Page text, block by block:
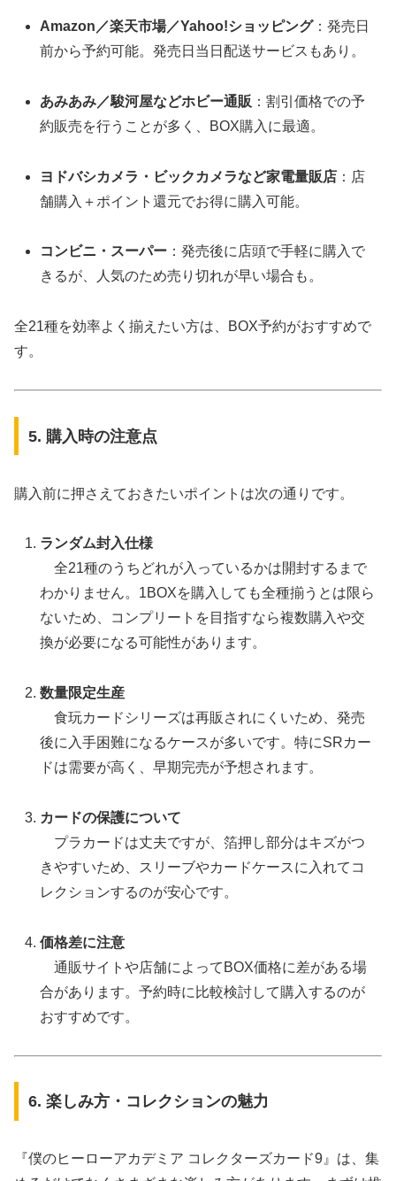
Amazon／楽天市場／Yahoo!ショッピング：発売日
前から予約可能。発売日当日配送サービスもあり。
あみあみ／駿河屋などホビー通販 ：割引価格での予
約販売を行うことが多く、BOX購入に最適。
ヨドバシカメラ・ビックカメラなど家電量販店 ：店
舗購入＋ポイント還元でお得に購入可能。
コンビニ・スーパー ：発売後に店頭で手軽に購入で
きるが、人気のため売り切れが早い場合も。
全21種を効率よく揃えたい方は、BOX予約がおすすめで
す。
5. 購入時の注意点
購入前に押さえておきたいポイントは次の通りです。
ランダム封入仕様
全21種のうちどれが入っているかは開封するまで
わかりません。1BOXを購入しても全種揃うとは限ら
ないため、コンプリートを目指すなら複数購入や交
換が必要になる可能性があります。
数量限定生産
食玩カードシリーズは再販されにくいため、発売
後に入手困難になるケースが多いです。特にSRカー
ドは需要が高く、早期完売が予想されます。
カードの保護について
プラカードは丈夫ですが、箔押し部分はキズがつ
きやすいため、スリーブやカードケースに入れてコ
レクションするのが安心です。
価格差に注意
通販サイトや店舗によってBOX価格に差がある場
合があります。予約時に比較検討して購入するのが
おすすめです。
6. 楽しみ方・コレクションの魅力
『僕のヒーローアカデミア コレクターズカード9』は、集